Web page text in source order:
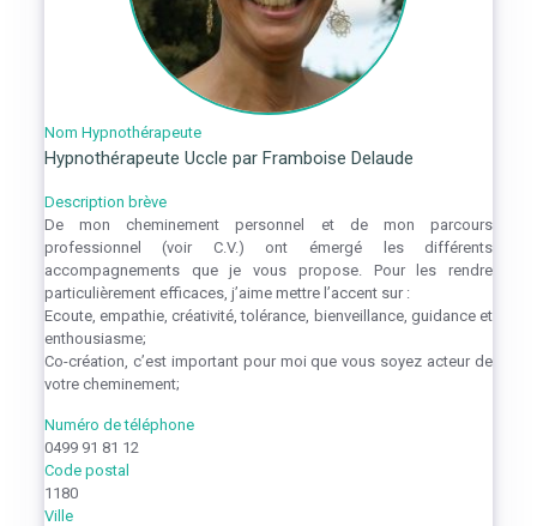
Nom Hypnothérapeute
Hypnothérapeute Uccle par Framboise Delaude
Description brève
De mon cheminement personnel et de mon parcours
professionnel (voir C.V.) ont émergé les différents
accompagnements que je vous propose. Pour les rendre
particulièrement efficaces, j’aime mettre l’accent sur :
Ecoute, empathie, créativité, tolérance, bienveillance, guidance et
enthousiasme;
Co-création, c’est important pour moi que vous soyez acteur de
votre cheminement;
Numéro de téléphone
0499 91 81 12
Code postal
1180
Ville